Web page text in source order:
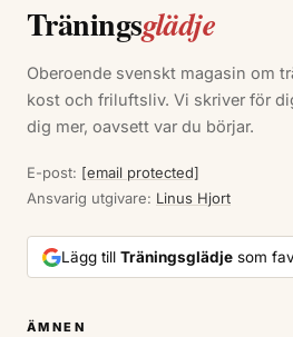
Träningsglädje
Oberoende svenskt magasin om
kost och friluftsliv. Vi skriver för
dig mer, oavsett var du börjar.
E-post: [email protected]
Ansvarig utgivare: Linus Hjort
Lägg till Träningsglädje som
ÄMNEN